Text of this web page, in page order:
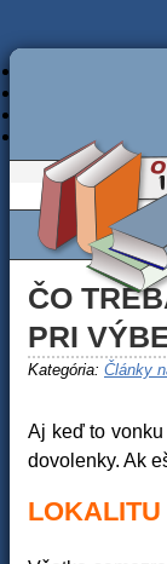
ČO
PRI
Kategória: Články
Aj keď to
dovolenky. Ak
LOKALITU